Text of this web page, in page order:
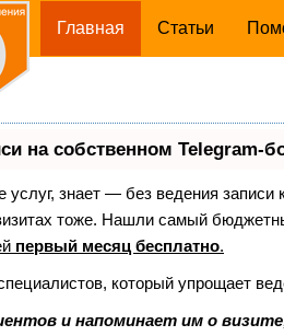
Главная (current)
Статьи
на собственном Telegram-
услуг, знает — без ведения
тоже. Нашли самый
первый месяц бесплатно.
который упрощает
и напоминает им о